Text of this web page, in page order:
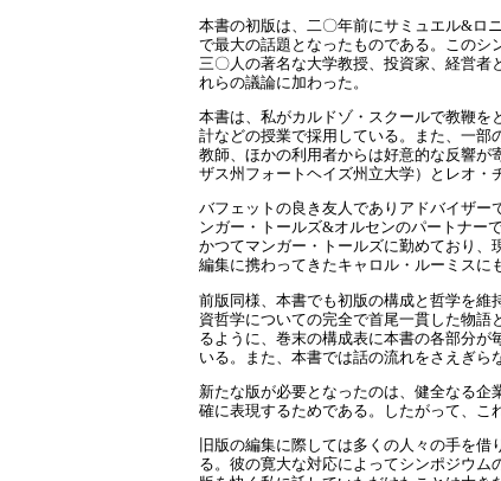
本書の初版は、二〇年前にサミュエル&ロ
で最大の話題となったものである。このシ
三〇人の著名な大学教授、投資家、経営
れらの議論に加わった。
本書は、私がカルドゾ・スクールで教鞭
計などの授業で採用している。また、一
教師、ほかの利用者からは好意的な反響が
ザス州フォートヘイズ州立大学）とレオ・
バフェットの良き友人でありアドバイザー
ンガー・トールズ&オルセンのパートナー
かつてマンガー・トールズに勤めており
編集に携わってきたキャロル・ルーミスに
前版同様、本書でも初版の構成と哲学を
資哲学についての完全で首尾一貫した物
るように、巻末の構成表に本書の各部分
いる。また、本書では話の流れをさえぎ
新たな版が必要となったのは、健全なる
確に表現するためである。したがって、こ
旧版の編集に際しては多くの人々の手を
る。彼の寛大な対応によってシンポジウ